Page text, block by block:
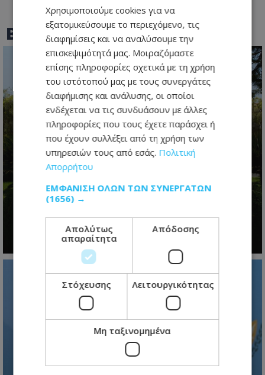
BEST OFTOTHEMAONLINE
Η προεδρική μάχη άρχισε- Το
μεγάλο παζλ των συμμαχιών και η
μετακίνηση των κομματικών
09.08.2026 - 07:18
Χρησιμοποιούμε cookies για να
εξατομικεύσουμε το περιεχόμενο, τις
διαφημίσεις και να αναλύσουμε την
επισκεψιμότητά μας. Μοιραζόμαστε
επίσης πληροφορίες σχετικά με τη χρήση
του ιστότοπού μας με τους συνεργάτες
διαφήμισης και ανάλυσης, οι οποίοι
ενδέχεται να τις συνδυάσουν με άλλες
πληροφορίες που τους έχετε παράσχει ή
που έχουν συλλέξει από τη χρήση των
υπηρεσιών τους από εσάς. Πολιτική
Απορρήτου
ΕΜΦΆΝΙΣΗ ΌΛΩΝ ΤΩΝ ΣΥΝΕΡΓΑΤΏΝ
(1656) →
Απολύτως
απαραίτητα
Απόδοσης
Στόχευσης Λειτουργικότητας
Μη ταξινομημένα